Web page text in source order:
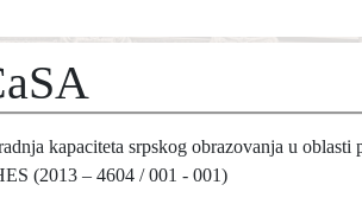
kapaciteta srpskog obrazovanja u
(2013 – 4604 / 001 - 001)